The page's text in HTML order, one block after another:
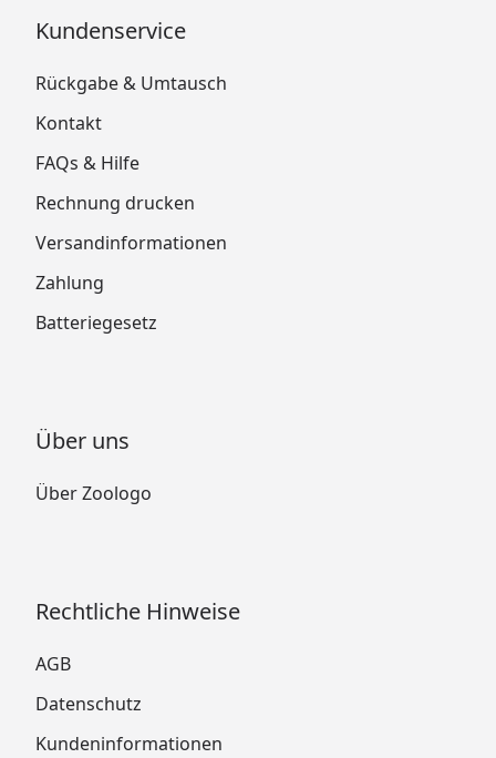
Kundenservice
Rückgabe & Umtausch
Kontakt
FAQs & Hilfe
Rechnung drucken
Versandinformationen
Zahlung
Batteriegesetz
Über uns
Über Zoologo
Rechtliche Hinweise
AGB
Datenschutz
Kundeninformationen